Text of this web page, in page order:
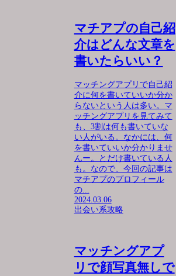
マチアプの自己紹
介はどんな文章を
書いたらいい？
マッチングアプリで自己紹
介に何を書いていいか分か
らないという人は多い。マ
ッチングアプリを見てみて
も、3割は何も書いていな
い人がいる。なかには、何
を書いていいか分かりませ
んー。とだけ書いている人
も。なので、今回の記事は
マチアプのプロフィール
の...
2024.03.06
出会い系攻略
マッチングアプ
リで顔写真無しで